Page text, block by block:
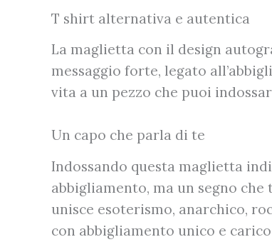
T shirt alternativa e autentica
La maglietta con il design
messaggio forte, legato
vita a un pezzo che puoi
Un capo che parla di te
Indossando questa maglietta
abbigliamento, ma un segno
unisce esoterismo, anarchico,
con abbigliamento unico e